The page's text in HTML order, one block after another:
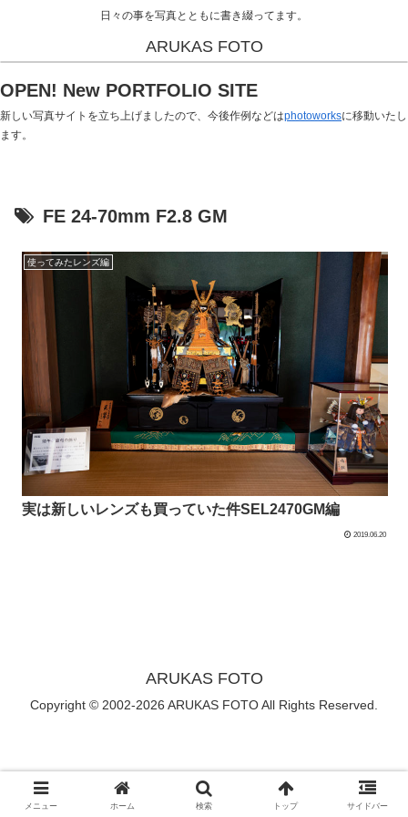
日々の事を写真とともに書き綴ってます。
ARUKAS FOTO
OPEN! New PORTFOLIO SITE
新しい写真サイトを立ち上げましたので、今後作例などはphotoworksに移動いたし
ます。
FE 24-70mm F2.8 GM
使ってみたレンズ編
実は新しいレンズも買っていた件SEL2470GM編
2019.06.20
ARUKAS FOTO
Copyright © 2002-2026 ARUKAS FOTO All Rights Reserved.
メニュー ホーム 検索 トップ サイドバー